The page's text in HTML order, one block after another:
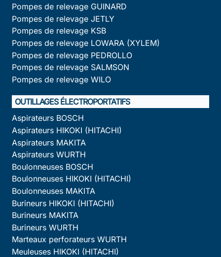
Pompes de relevage GUINARD
Pompes de relevage JETLY
Pompes de relevage KSB
Pompes de relevage LOWARA (XYLEM)
Pompes de relevage PEDROLLO
Pompes de relevage SALMSON
Pompes de relevage WILO
OUTILLAGES ÉLECTROPORTATIFS
Aspirateurs BOSCH
Aspirateurs HIKOKI (HITACHI)
Aspirateurs MAKITA
Aspirateurs WURTH
Boulonneuses BOSCH
Boulonneuses HIKOKI (HITACHI)
Boulonneuses MAKITA
Burineurs HIKOKI (HITACHI)
Burineurs MAKITA
Burineurs WURTH
Marteaux perforateurs WURTH
Meuleuses HIKOKI (HITACHI)